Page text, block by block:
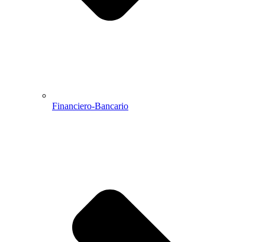
Financiero-Bancario